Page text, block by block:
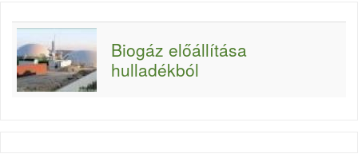
Biogáz előállítása
hulladékból